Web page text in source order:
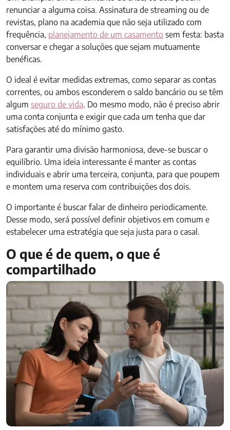
renunciar a alguma coisa. Assinatura de streaming ou de
revistas, plano na academia que não seja utilizado com
frequência, planejamento de um casamento sem festa: basta
conversar e chegar a soluções que sejam mutuamente
benéficas.
O ideal é evitar medidas extremas, como separar as contas
correntes, ou ambos esconderem o saldo bancário ou se têm
algum seguro de vida. Do mesmo modo, não é preciso abrir
uma conta conjunta e exigir que cada um tenha que dar
satisfações até do mínimo gasto.
Para garantir uma divisão harmoniosa, deve-se buscar o
equilíbrio. Uma ideia interessante é manter as contas
individuais e abrir uma terceira, conjunta, para que poupem
e montem uma reserva com contribuições dos dois.
O importante é buscar falar de dinheiro periodicamente.
Desse modo, será possível definir objetivos em comum e
estabelecer uma estratégia que seja justa para o casal.
O que é de quem, o que é
compartilhado